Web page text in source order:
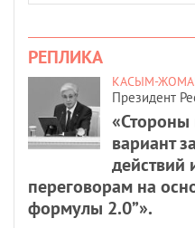
РЕПЛИКА
КАСЫМ-
Президент
«Стороны
вариант
действий
переговорам на
формулы 2.0”».